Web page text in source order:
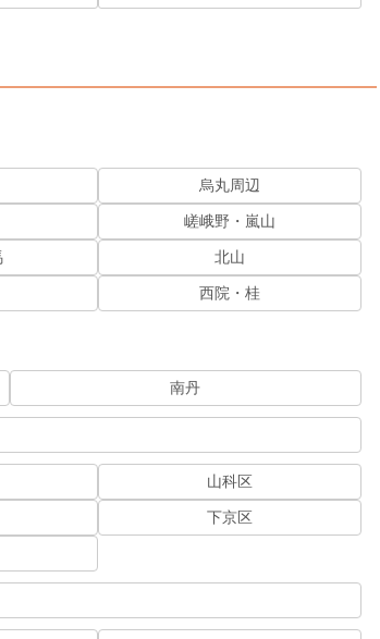
烏丸周辺
嵯峨野・嵐山
北山
西院・桂
南丹
山科区
下京区